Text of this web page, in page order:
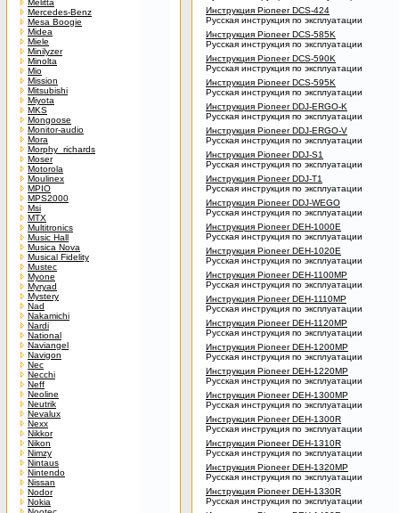
Melitta
Mercedes-Benz
Mesa Boogie
Midea
Miele
Minilyzer
Minolta
Mio
Mission
Mitsubishi
Miyota
MKS
Mongoose
Monitor-audio
Mora
Morphy_richards
Moser
Motorola
Moulinex
MPIO
MPS2000
Msi
MTX
Multitronics
Music Hall
Musica Nova
Musical Fidelity
Mustec
Myone
Myryad
Mystery
Nad
Nakamichi
Nardi
National
Naviangel
Navigon
Nec
Necchi
Neff
Neoline
Neutrik
Nevalux
Nexx
Nikkor
Nikon
Nimzy
Nintaus
Nintendo
Nissan
Nodor
Nokia
Инструкция Pioneer DCS-424
Русская инструкция по эксплуатации
Инструкция Pioneer DCS-585K
Русская инструкция по эксплуатации
Инструкция Pioneer DCS-590K
Русская инструкция по эксплуатации
Инструкция Pioneer DCS-595K
Русская инструкция по эксплуатации
Инструкция Pioneer DDJ-ERGO-K
Русская инструкция по эксплуатации
Инструкция Pioneer DDJ-ERGO-V
Русская инструкция по эксплуатации
Инструкция Pioneer DDJ-S1
Русская инструкция по эксплуатации
Инструкция Pioneer DDJ-T1
Русская инструкция по эксплуатации
Инструкция Pioneer DDJ-WEGO
Русская инструкция по эксплуатации
Инструкция Pioneer DEH-1000E
Русская инструкция по эксплуатации
Инструкция Pioneer DEH-1020E
Русская инструкция по эксплуатации
Инструкция Pioneer DEH-1100MP
Русская инструкция по эксплуатации
Инструкция Pioneer DEH-1110MP
Русская инструкция по эксплуатации
Инструкция Pioneer DEH-1120MP
Русская инструкция по эксплуатации
Инструкция Pioneer DEH-1200MP
Русская инструкция по эксплуатации
Инструкция Pioneer DEH-1220MP
Русская инструкция по эксплуатации
Инструкция Pioneer DEH-1300MP
Русская инструкция по эксплуатации
Инструкция Pioneer DEH-1300R
Русская инструкция по эксплуатации
Инструкция Pioneer DEH-1310R
Русская инструкция по эксплуатации
Инструкция Pioneer DEH-1320MP
Русская инструкция по эксплуатации
Инструкция Pioneer DEH-1330R
Русская инструкция по эксплуатации